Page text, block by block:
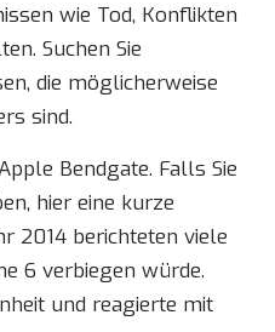
wie Tod, Konflikten
Suchen Sie
die möglicherweise
sind.
Bendgate. Falls Sie
hier eine kurze
2014 berichteten viele
6 verbiegen würde.
und reagierte mit